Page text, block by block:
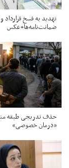
تهدید به فسخ
ضمانت‌نامه‌ها+عکس
حذف تدریجی طبقه
«درمان خصوصی»